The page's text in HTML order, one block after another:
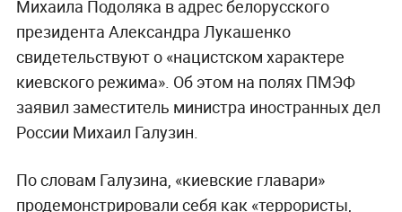
Михаила Подоляка в адрес белорусского
президента Александра Лукашенко
свидетельствуют о «нацистском характере
киевского режима». Об этом на полях ПМЭФ
заявил заместитель министра иностранных дел
России Михаил Галузин.
По словам Галузина, «киевские главари»
продемонстрировали себя как «террористы,